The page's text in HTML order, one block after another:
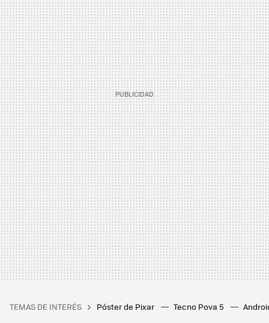
TEMAS DE INTERÉS Póster de Pixar Tecno Pova 5